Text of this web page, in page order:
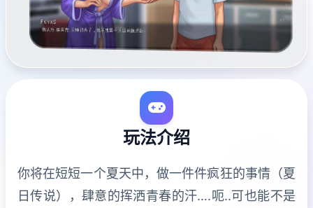
玩法介绍
你将在短短一个夏天中，做一件件疯狂的事情（夏
日传说），肆意的挥洒青春的汗….呃..可也能不是